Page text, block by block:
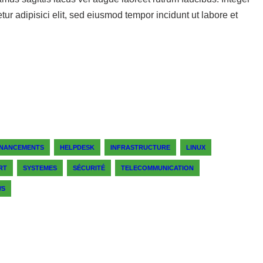
adipisici elit, sed eiusmod tempor incidunt ut labore et
HELPDESK INFRASTRUCTURE LINUX
SYSTEMES SÉCURITÉ TELECOMMUNICATION